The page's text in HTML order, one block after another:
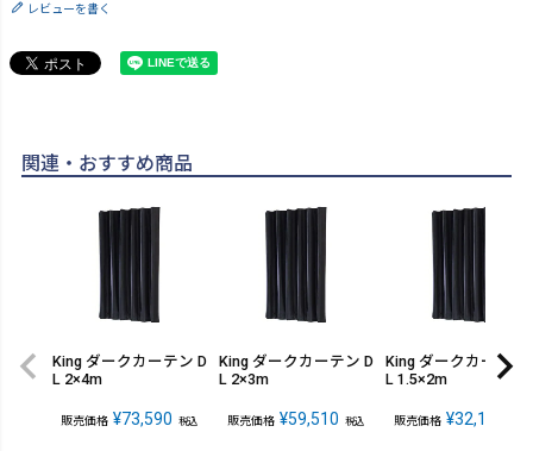
レビューを書く
関連・おすすめ商品
King ダークカーテン D
L 2×4m
販売価格 ¥73,590 税込
King ダークカーテン D
L 2×3m
販売価格 ¥59,510 税込
King ダークカーテン
L 1.5×2m
販売価格 ¥32,120